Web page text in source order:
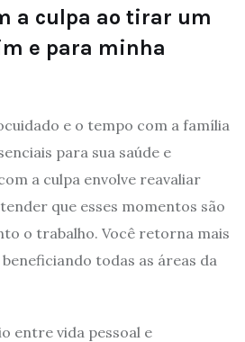
a culpa ao tirar um
e para minha
e o tempo com a família
para sua saúde e
a culpa envolve reavaliar
que esses momentos são
o trabalho. Você retorna mais
todas as áreas da
entre vida pessoal e